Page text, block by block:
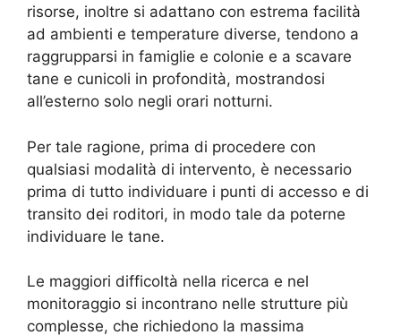
risorse, inoltre si adattano con estrema facilità
ad ambienti e temperature diverse, tendono a
raggrupparsi in famiglie e colonie e a scavare
tane e cunicoli in profondità, mostrandosi
all’esterno solo negli orari notturni.
Per tale ragione, prima di procedere con
qualsiasi modalità di intervento, è necessario
prima di tutto individuare i punti di accesso e di
transito dei roditori, in modo tale da poterne
individuare le tane.
Le maggiori difficoltà nella ricerca e nel
monitoraggio si incontrano nelle strutture più
complesse, che richiedono la massima